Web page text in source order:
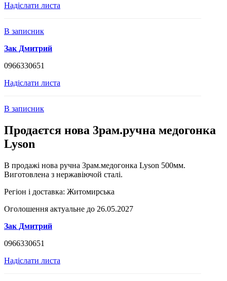
Надіслати листа
В записник
Зак Дмитрий
0966330651
Надіслати листа
В записник
Продаєтся нова 3рам.ручна медогонка
Lyson
В продажі нова ручна 3рам.медогонка Lyson 500мм.
Виготовлена з нержавіючой сталі.
Регіон і доставка: Житомирська
Оголошення актуальне до 26.05.2027
Зак Дмитрий
0966330651
Надіслати листа